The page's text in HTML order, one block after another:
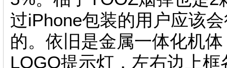
过iPhone包装的用户应该
的。依旧是金属一体化机
LOGO提示灯，左右边上